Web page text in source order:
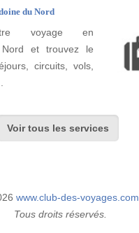
du Nord
voyage en
et trouvez le
circuits, vols,
Voir tous les services
www.club-des-voyages.com
Tous droits réservés.